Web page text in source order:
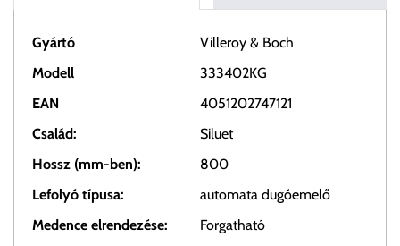
Gyártó
Villeroy & Boch
Modell
333402KG
EAN
4051202747121
Család:
Siluet
Hossz (mm-ben):
800
Lefolyó típusa:
automata dugóemelő
Medence elrendezése:
Forgatható